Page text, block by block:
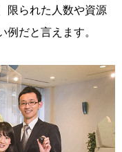
限られた人数や資源
だと言えます。